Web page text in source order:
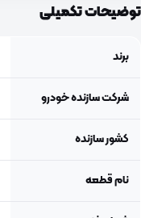
توضیحات تکمیلی
برند
شرکت سازنده خودرو
کشور سازنده
نام قطعه